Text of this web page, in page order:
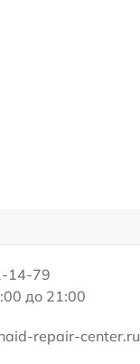
14-79
до 21:00
repair-center.ru